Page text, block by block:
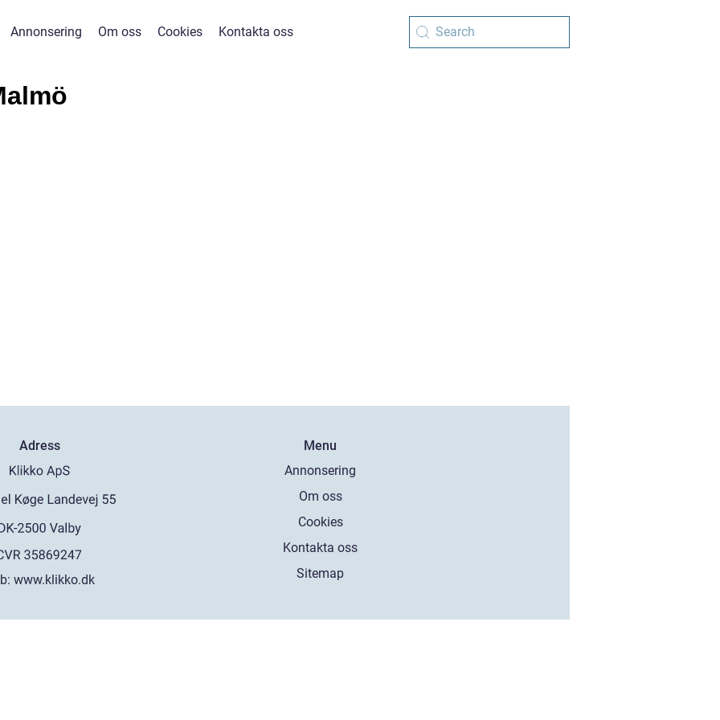
Annonsering Om oss Cookies Kontakta oss
Adress
www.klikko.dk
Menu
Annonsering
Om oss
Cookies
Kontakta oss
Sitemap